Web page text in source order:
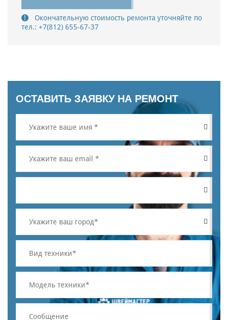
Окончательную стоимость ремонта уточняйте по
тел.: +7(812) 655-67-37
ОСТАВИТЬ ЗАЯВКУ НА РЕМОНТ